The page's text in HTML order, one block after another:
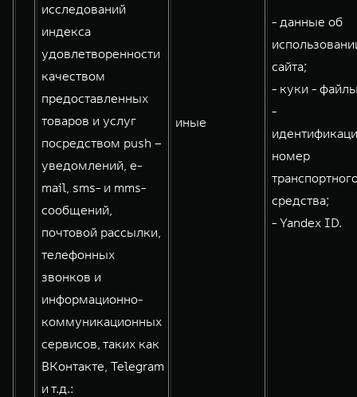
исследований
индекса
удовлетворенности
качеством
предоставленных
товаров и услуг
посредством push –
уведомлений, e-
mail, sms- и mms-
сообщений,
почтовой рассылки,
телефонных
звонков и
информационно-
коммуникационных
сервисов, таких как
ВКонтакте, Telegram
и т.д.:
иные
- данные об
сайта;
- куки -
-
номер
средства;
- Yandex ID.